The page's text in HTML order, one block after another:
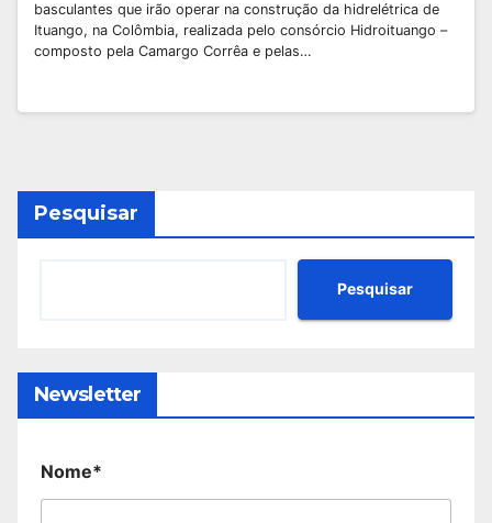
basculantes que irão operar na construção da hidrelétrica de
Ituango, na Colômbia, realizada pelo consórcio Hidroituango –
composto pela Camargo Corrêa e pelas…
Pesquisar
Pesquisar
Newsletter
Nome*